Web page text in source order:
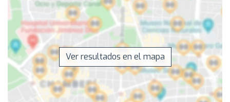
Ver resultados en el mapa